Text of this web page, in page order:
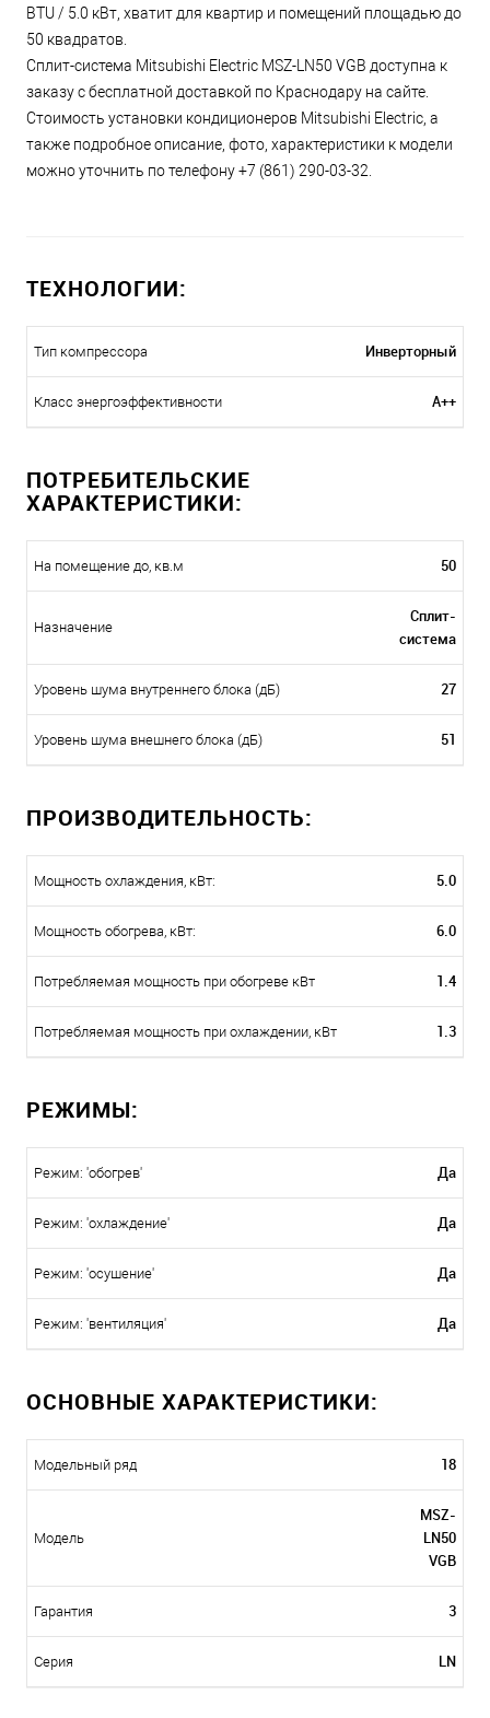
BTU / 5.0 кВт, хватит для квартир и помещений площадью до
50 квадратов.
Сплит-система Mitsubishi Electric MSZ-LN50 VGB доступна к
заказу с бесплатной доставкой по Краснодару на сайте.
Стоимость установки кондиционеров Mitsubishi Electric, а
также подробное описание, фото, характеристики к модели
можно уточнить по телефону +7 (861) 290-03-32.
ТЕХНОЛОГИИ:
Тип компрессора Инверторный
Класс энергоэффективности A++
ПОТРЕБИТЕЛЬСКИЕ
ХАРАКТЕРИСТИКИ:
На помещение до, кв.м 50
Назначение
Сплит-
система
Уровень шума внутреннего блока (дБ) 27
Уровень шума внешнего блока (дБ) 51
ПРОИЗВОДИТЕЛЬНОСТЬ:
Мощность охлаждения, кВт: 5.0
Мощность обогрева, кВт: 6.0
Потребляемая мощность при обогреве кВт 1.4
Потребляемая мощность при охлаждении, кВт 1.3
РЕЖИМЫ:
Режим: 'обогрев' Да
Режим: 'охлаждение' Да
Режим: 'осушение' Да
Режим: 'вентиляция' Да
ОСНОВНЫЕ ХАРАКТЕРИСТИКИ:
Модельный ряд 18
Модель
MSZ-
LN50
VGB
Гарантия 3
Серия LN